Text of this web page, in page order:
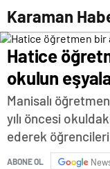
Karaman
Hatice
okulun
Manisalı
yılı öncesi
ederek
ABONE OL